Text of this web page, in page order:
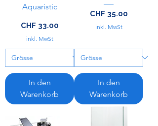
Aquaristic
Preis
CHF 33.00
inkl. MwSt
In den
Warenkorb
Preis
CHF 35.00
inkl. MwSt
In den
Warenkorb